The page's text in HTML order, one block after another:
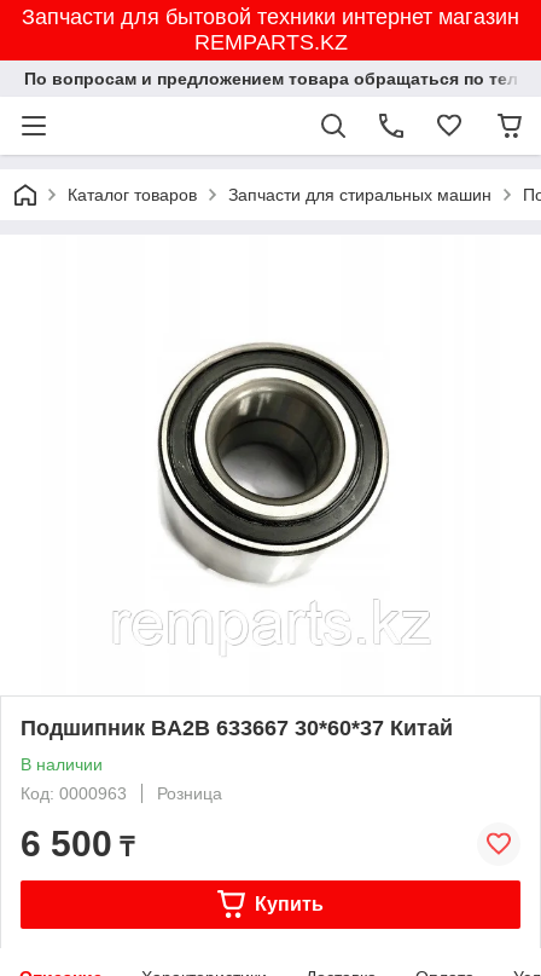
Запчасти для бытовой техники интернет магазин
REMPARTS.KZ
По вопросам и предложением товара обращаться по
Каталог товаров Запчасти для стиральных машин
Подшипник BA2B 633667 30*60*37 Китай
В наличии
Код: 0000963
Розница
6 500 ₸
Купить